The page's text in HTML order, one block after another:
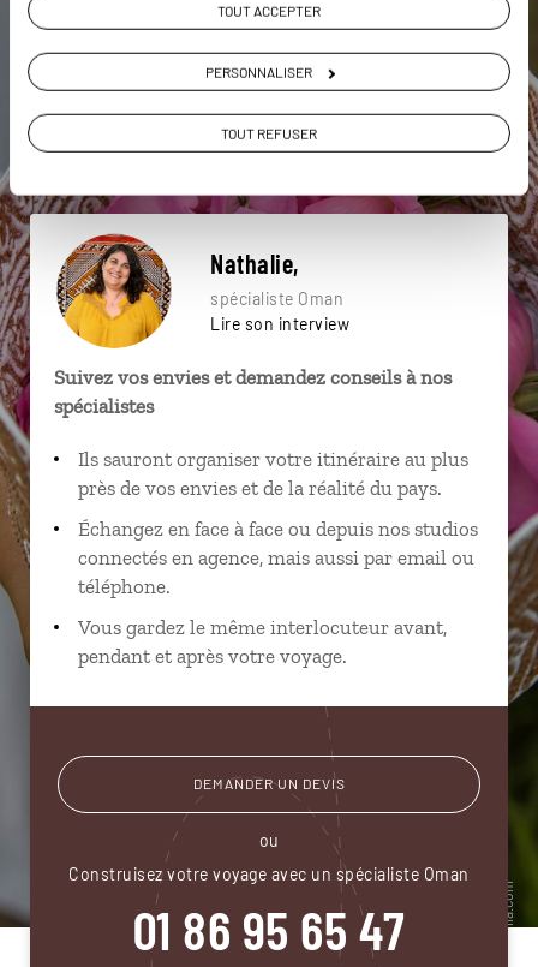
TOUT ACCEPTER
PERSONNALISER
TOUT REFUSER
Al Hamra Birkat al Mouz Désert
Nathalie,
spécialiste Oman
Lire son interview
Suivez vos envies et demandez conseils à nos
spécialistes
Ils sauront organiser votre itinéraire au plus
près de vos envies et de la réalité du pays.
Échangez en face à face ou depuis nos studios
connectés en agence, mais aussi par email ou
téléphone.
Vous gardez le même interlocuteur avant,
pendant et après votre voyage.
DEMANDER UN DEVIS
ou
Construisez votre voyage avec un spécialiste Oman
01 86 95 65 47